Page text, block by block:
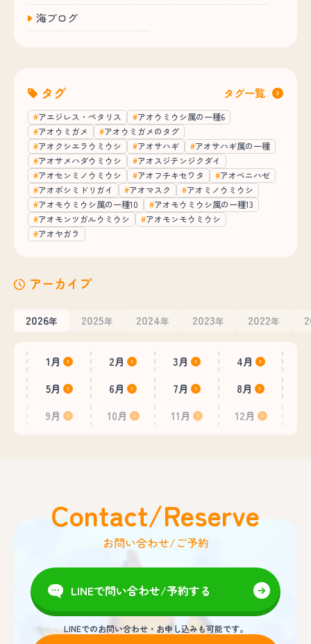
海ブログ
タグ タグ一覧
アエジレス・ペタリス
アオウミウシ属の一種6
アオウミガメ
アオウミガメのタグ
アオクシエラウミウシ
アオサハギ
アオサハギ属の一種
アオサメハダウミウシ
アオスジテンジクダイ
アオセンミノウミウシ
アオフチキセワタ
アオベニハゼ
アオボシミドリガイ
アオマスク
アオミノウミウシ
アオモウミウシ属の一種10
アオモウミウシ属の一種13
アオモンツガルウミウシ
アオモンモウミウシ
アオヤガラ
アーカイブ
2026年 2025年 2024年 2023年 2022年
1月 2月 3月
4月
5月
6月 7月
8月
9月
10月 11月 12月
Contact/Reserve
お問い合わせ/ご予約
LINEで問い合わせ/予約する
LINEでのお問い合わせ・お申し込みも可能です。